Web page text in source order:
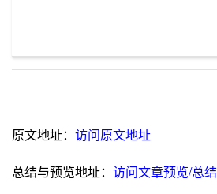
原文地址： 访问原文地址
总结与预览地址： 访问文章预览/总结